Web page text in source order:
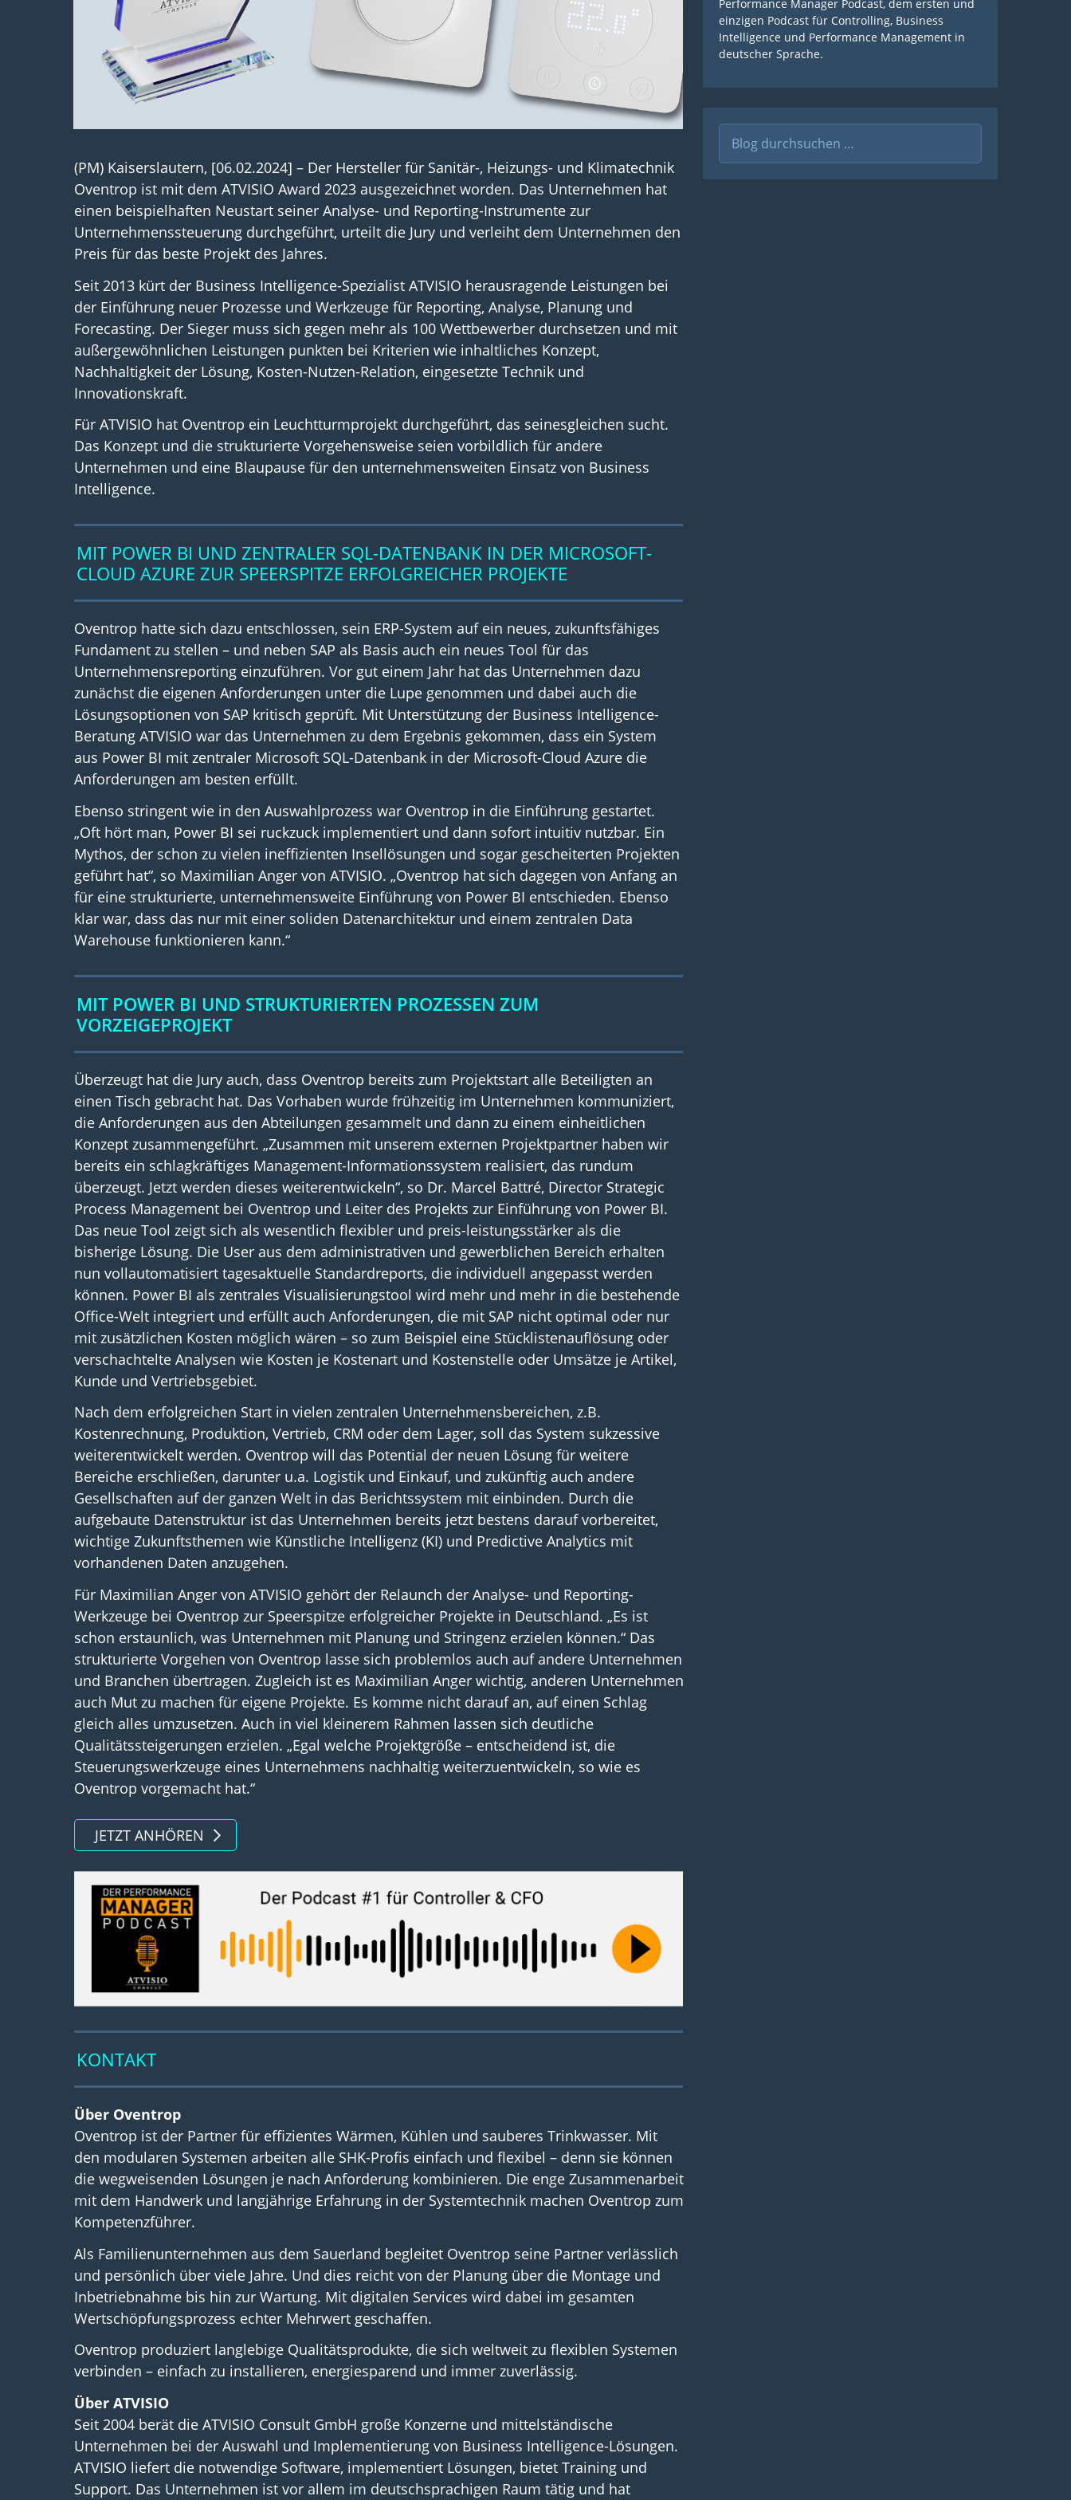
(PM) Kaiserslautern, [06.02.2024] – Der Hersteller für Sanitär-, Heizungs- und Klimatechnik
Oventrop ist mit dem ATVISIO Award 2023 ausgezeichnet worden. Das Unternehmen hat
einen beispielhaften Neustart seiner Analyse- und Reporting-Instrumente zur
Unternehmenssteuerung durchgeführt, urteilt die Jury und verleiht dem Unternehmen den
Preis für das beste Projekt des Jahres.
Seit 2013 kürt der Business Intelligence-Spezialist ATVISIO herausragende Leistungen bei
der Einführung neuer Prozesse und Werkzeuge für Reporting, Analyse, Planung und
Forecasting. Der Sieger muss sich gegen mehr als 100 Wettbewerber durchsetzen und mit
außergewöhnlichen Leistungen punkten bei Kriterien wie inhaltliches Konzept,
Nachhaltigkeit der Lösung, Kosten-Nutzen-Relation, eingesetzte Technik und
Innovationskraft.
Für ATVISIO hat Oventrop ein Leuchtturmprojekt durchgeführt, das seinesgleichen sucht.
Das Konzept und die strukturierte Vorgehensweise seien vorbildlich für andere
Unternehmen und eine Blaupause für den unternehmensweiten Einsatz von Business
Intelligence.
MIT POWER BI UND ZENTRALER SQL-DATENBANK IN DER MICROSOFT-
CLOUD AZURE ZUR SPEERSPITZE ERFOLGREICHER PROJEKTE
Oventrop hatte sich dazu entschlossen, sein ERP-System auf ein neues, zukunftsfähiges
Fundament zu stellen – und neben SAP als Basis auch ein neues Tool für das
Unternehmensreporting einzuführen. Vor gut einem Jahr hat das Unternehmen dazu
zunächst die eigenen Anforderungen unter die Lupe genommen und dabei auch die
Lösungsoptionen von SAP kritisch geprüft. Mit Unterstützung der Business Intelligence-
Beratung ATVISIO war das Unternehmen zu dem Ergebnis gekommen, dass ein System
aus Power BI mit zentraler Microsoft SQL-Datenbank in der Microsoft-Cloud Azure die
Anforderungen am besten erfüllt.
Ebenso stringent wie in den Auswahlprozess war Oventrop in die Einführung gestartet.
„Oft hört man, Power BI sei ruckzuck implementiert und dann sofort intuitiv nutzbar. Ein
Mythos, der schon zu vielen ineffizienten Insellösungen und sogar gescheiterten Projekten
geführt hat“, so Maximilian Anger von ATVISIO. „Oventrop hat sich dagegen von Anfang an
für eine strukturierte, unternehmensweite Einführung von Power BI entschieden. Ebenso
klar war, dass das nur mit einer soliden Datenarchitektur und einem zentralen Data
Warehouse funktionieren kann.“
MIT POWER BI UND STRUKTURIERTEN PROZESSEN ZUM
VORZEIGEPROJEKT
Überzeugt hat die Jury auch, dass Oventrop bereits zum Projektstart alle Beteiligten an
einen Tisch gebracht hat. Das Vorhaben wurde frühzeitig im Unternehmen kommuniziert,
die Anforderungen aus den Abteilungen gesammelt und dann zu einem einheitlichen
Konzept zusammengeführt. „Zusammen mit unserem externen Projektpartner haben wir
bereits ein schlagkräftiges Management-Informationssystem realisiert, das rundum
überzeugt. Jetzt werden dieses weiterentwickeln“, so Dr. Marcel Battré, Director Strategic
Process Management bei Oventrop und Leiter des Projekts zur Einführung von Power BI.
Das neue Tool zeigt sich als wesentlich flexibler und preis-leistungsstärker als die
bisherige Lösung. Die User aus dem administrativen und gewerblichen Bereich erhalten
nun vollautomatisiert tagesaktuelle Standardreports, die individuell angepasst werden
können. Power BI als zentrales Visualisierungstool wird mehr und mehr in die bestehende
Office-Welt integriert und erfüllt auch Anforderungen, die mit SAP nicht optimal oder nur
mit zusätzlichen Kosten möglich wären – so zum Beispiel eine Stücklistenauflösung oder
verschachtelte Analysen wie Kosten je Kostenart und Kostenstelle oder Umsätze je Artikel,
Kunde und Vertriebsgebiet.
Nach dem erfolgreichen Start in vielen zentralen Unternehmensbereichen, z.B.
Kostenrechnung, Produktion, Vertrieb, CRM oder dem Lager, soll das System sukzessive
weiterentwickelt werden. Oventrop will das Potential der neuen Lösung für weitere
Bereiche erschließen, darunter u.a. Logistik und Einkauf, und zukünftig auch andere
Gesellschaften auf der ganzen Welt in das Berichtssystem mit einbinden. Durch die
aufgebaute Datenstruktur ist das Unternehmen bereits jetzt bestens darauf vorbereitet,
wichtige Zukunftsthemen wie Künstliche Intelligenz (KI) und Predictive Analytics mit
vorhandenen Daten anzugehen.
Für Maximilian Anger von ATVISIO gehört der Relaunch der Analyse- und Reporting-
Werkzeuge bei Oventrop zur Speerspitze erfolgreicher Projekte in Deutschland. „Es ist
schon erstaunlich, was Unternehmen mit Planung und Stringenz erzielen können.“ Das
strukturierte Vorgehen von Oventrop lasse sich problemlos auch auf andere Unternehmen
und Branchen übertragen. Zugleich ist es Maximilian Anger wichtig, anderen Unternehmen
auch Mut zu machen für eigene Projekte. Es komme nicht darauf an, auf einen Schlag
gleich alles umzusetzen. Auch in viel kleinerem Rahmen lassen sich deutliche
Qualitätssteigerungen erzielen. „Egal welche Projektgröße – entscheidend ist, die
Steuerungswerkzeuge eines Unternehmens nachhaltig weiterzuentwickeln, so wie es
Oventrop vorgemacht hat.“
JETZT ANHÖREN
KONTAKT
Über Oventrop
Oventrop ist der Partner für effizientes Wärmen, Kühlen und sauberes Trinkwasser. Mit
den modularen Systemen arbeiten alle SHK-Profis einfach und flexibel – denn sie können
die wegweisenden Lösungen je nach Anforderung kombinieren. Die enge Zusammenarbeit
mit dem Handwerk und langjährige Erfahrung in der Systemtechnik machen Oventrop zum
Kompetenzführer.
Als Familienunternehmen aus dem Sauerland begleitet Oventrop seine Partner verlässlich
und persönlich über viele Jahre. Und dies reicht von der Planung über die Montage und
Inbetriebnahme bis hin zur Wartung. Mit digitalen Services wird dabei im gesamten
Wertschöpfungsprozess echter Mehrwert geschaffen.
Oventrop produziert langlebige Qualitätsprodukte, die sich weltweit zu flexiblen Systemen
verbinden – einfach zu installieren, energiesparend und immer zuverlässig.
Über ATVISIO
Seit 2004 berät die ATVISIO Consult GmbH große Konzerne und mittelständische
Unternehmen bei der Auswahl und Implementierung von Business Intelligence-Lösungen.
ATVISIO liefert die notwendige Software, implementiert Lösungen, bietet Training und
Support. Das Unternehmen ist vor allem im deutschsprachigen Raum tätig und hat
Performance Manager Podcast, dem ersten und
einzigen Podcast für Controlling, Business
Intelligence und Performance Management in
deutscher Sprache.
Suche
nach: